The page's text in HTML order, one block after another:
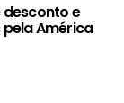
e
América